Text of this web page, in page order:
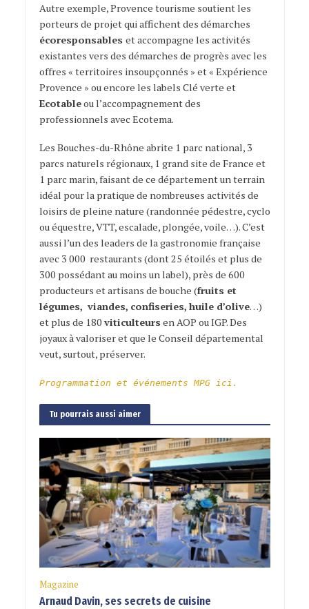
Autre exemple, Provence tourisme soutientles
porteurs de projet qui affichent des démarches
écoresponsables et accompagne les activités
existantes vers des démarches de progrès avec les
offres « territoires insoupçonnés » et « Expérience
Provence » ou encore les labels Clé verte et
Ecotableou l’accompagnement des
professionnels avec Ecotema.
Les Bouches-du-Rhône abrite 1 parc national, 3
parcs naturels régionaux, 1 grand site de France et
1 parc marin, faisant de ce département un terrain
idéal pour la pratique de nombreuses activités de
loisirs de pleine nature (randonnée pédestre, cyclo
ou équestre, VTT, escalade, plongée, voile…). C’est
aussi l’un des leaders de la gastronomie française
avec 3 000 restaurants (dont 25 étoilés et plus de
300 possédant au moins un label), près de 600
producteurs et artisans de bouche (fruits et
légumes, viandes, confiseries, huile d’olive…)
et plus de 180 viticulteurs en AOP ou IGP. Des
joyaux à valoriser et que le Conseil départemental
veut, surtout, préserver.
Programmation et événements MPG ici.
Tu pourrais aussi aimer
Magazine
Arnaud Davin, ses secrets de cuisine